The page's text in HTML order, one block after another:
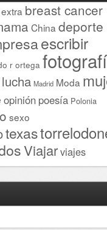
breast cancer
China deporte
escribir
r ortega
lucha Madrid Moda
opinión poesía Polonia
sexo
texas
Viajarviajes